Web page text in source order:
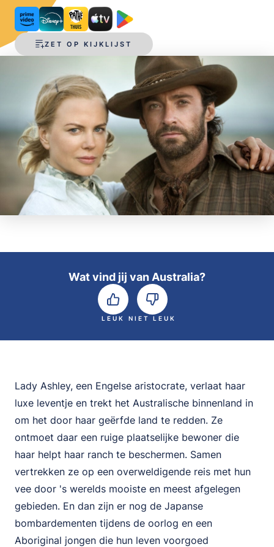
OPSLAAN
ZET OP KIJKLIJST
Wat vind jij van Australia?
LEUK NIET LEUK
Lady Ashley, een Engelse aristocrate, verlaat haar
luxe leventje en trekt het Australische binnenland in
om het door haar geërfde land te redden. Ze
ontmoet daar een ruige plaatselijke bewoner die
haar helpt haar ranch te beschermen. Samen
vertrekken ze op een overweldigende reis met hun
vee door 's werelds mooiste en meest afgelegen
gebieden. En dan zijn er nog de Japanse
bombardementen tijdens de oorlog en een
Aboriginal jongen die hun leven voorgoed